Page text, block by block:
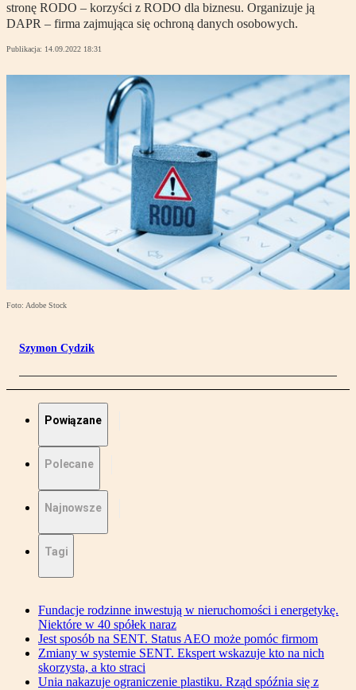
stronę RODO – korzyści z RODO dla biznesu. Organizuje ją
DAPR – firma zajmująca się ochroną danych osobowych.
Publikacja: 14.09.2022 18:31
Foto: Adobe Stock
Szymon Cydzik
Powiązane
Polecane
Najnowsze
Tagi
Fundacje rodzinne inwestują w nieruchomości i energetykę.
Niektóre w 40 spółek naraz
Jest sposób na SENT. Status AEO może pomóc firmom
Zmiany w systemie SENT. Ekspert wskazuje kto na nich
skorzysta, a kto straci
Unia nakazuje ograniczenie plastiku. Rząd spóźnia się z